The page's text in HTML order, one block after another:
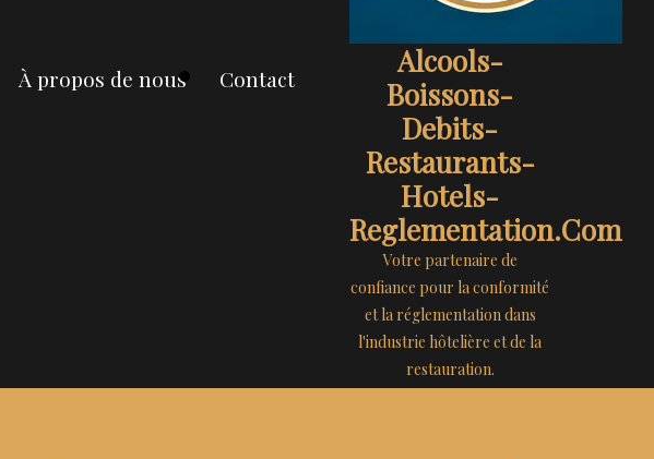
À propos de nous Contact
Alcools-
Boissons-
Debits-
Restaurants-
Hotels-
Reglementation.com
Votre partenaire de
confiance pour la conformité
et la réglementation dans
l'industrie hôtelière et de la
restauration.